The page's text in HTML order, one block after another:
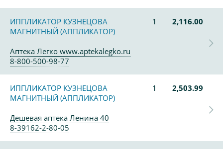
ИППЛИКАТОР КУЗНЕЦОВА
МАГНИТНЫЙ (АППЛИКАТОР)
1 2,116.00
Аптека Легко www.aptekalegko.ru
8-800-500-98-77
ИППЛИКАТОР КУЗНЕЦОВА
МАГНИТНЫЙ (АППЛИКАТОР)
1 2,503.99
Дешевая аптека Ленина 40
8-39162-2-80-05